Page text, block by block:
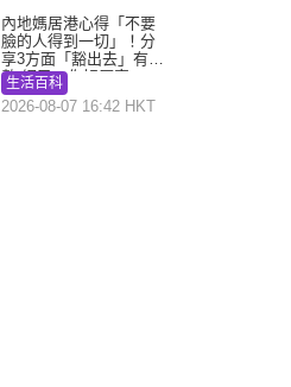
內地媽居港心得「不要
臉的人得到一切」！分
享3方面「豁出去」有著
數 網民：你好厲害
生活百科
2026-08-07 16:42 HKT